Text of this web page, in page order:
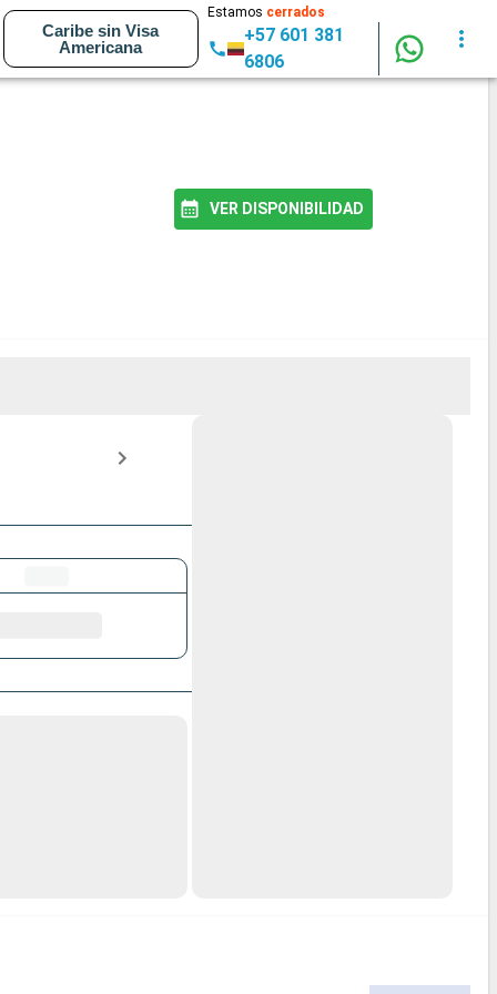
Caribe sin Visa
Americana
Estamos cerrados
+57 601 381
6806
VER DISPONIBILIDAD